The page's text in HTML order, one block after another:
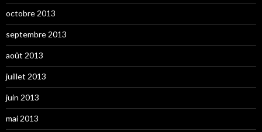
octobre 2013
septembre 2013
août 2013
juillet 2013
juin 2013
mai 2013